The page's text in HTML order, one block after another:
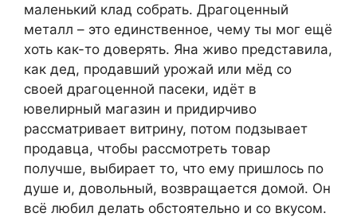
маленький клад собрать. Драгоценный
металл – это единственное, чему ты мог ещё
хоть как-то доверять. Яна живо представила,
как дед, продавший урожай или мёд со
своей драгоценной пасеки, идёт в
ювелирный магазин и придирчиво
рассматривает витрину, потом подзывает
продавца, чтобы рассмотреть товар
получше, выбирает то, что ему пришлось по
душе и, довольный, возвращается домой. Он
всё любил делать обстоятельно и со вкусом.